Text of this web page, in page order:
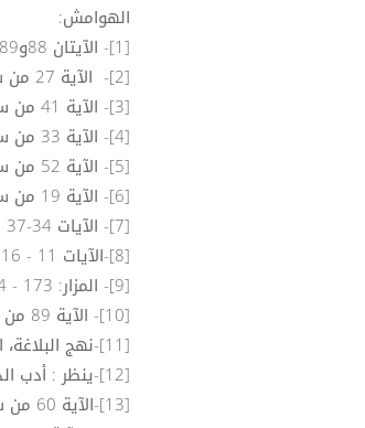
الهوامش:
[1]- الآيتان 88و89 من سورة الشعراء.
[2]- الآية 27 من سورة الفرقان.
[3]- الآية 41 من سورة الرحمن.
[4]- الآية 33 من سورة لقمان.
[5]- الآية 52 من سورة غافر.
[6]- الآية 19 من سورة الانفطار.
[7]- الآيات 34-37 من سورة عبس.
[8]-الآيات 11 - 16 من سورة المعراج
[9]- المزار: 173 - 174.
[10]- الآية 89 من سورة الأعراف.
[11]-نهج البلاغة، المختار من كلامه ورسائله، رقم 15.
[12]-ينظر : أدب الدعاء في نهج البلاغة - دراسة دلالية 177.
[13]-الآية 60 من سورة غافر.